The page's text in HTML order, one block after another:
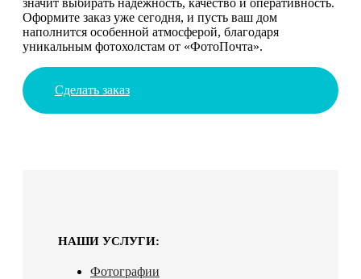
Оформите заказ уже сегодня, и пусть ваш дом
наполнится особенной атмосферой, благодаря
уникальным фотохолстам от «ФотоПочта».
Сделать заказ
НАШИ УСЛУГИ:
Фотографии